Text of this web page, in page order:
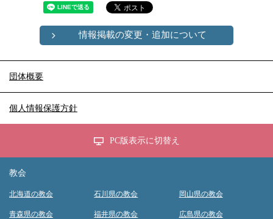
情報掲載の変更・追加について
団体概要
個人情報保護方針
PC版表示に切替え
教会
北海道の教会
青森県の教会
石川県の教会
福井県の教会
岡山県の教会
広島県の教会